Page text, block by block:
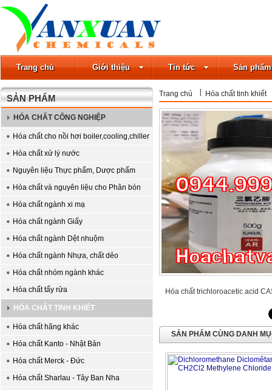
Trang chủ Giới thiệu Tin tức Sản phẩm
SẢN PHẨM
HÓA CHẤT CÔNG NGHIỆP
Hóa chất cho nồi hơi boiler,cooling,chiller
Hóa chất xử lý nước
Nguyên liệu Thực phẩm, Dược phẩm
Hóa chất và nguyên liệu cho Phân bón
Hóa chất ngành xi mạ
Hóa chất ngành Giấy
Hóa chất ngành Dệt nhuộm
Hóa chất ngành Nhựa, chất dẻo
Hóa chất nhóm ngành khác
Hóa chất tẩy rửa
HÓA CHẤT TINH KHIẾT
Hóa chất hãng khác
Hóa chất Kanto - Nhật Bản
Hóa chất Merck - Đức
Hóa chất Sharlau - Tây Ban Nha
Trang chủ Hóa chất tinh khiết
Hóa chất trichloroacetic acid
SẢN PHẨM CÙNG DANH